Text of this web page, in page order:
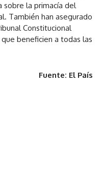
sobre la primacía del
También han asegurado
Constitucional
beneficien a todas las
Fuente: El País